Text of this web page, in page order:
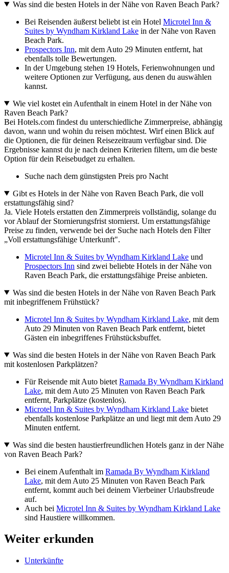
Was sind die besten Hotels in der Nähe von Raven Beach Park?
Bei Reisenden äußerst beliebt ist ein Hotel Microtel Inn &
Suites by Wyndham Kirkland Lake in der Nähe von Raven
Beach Park.
Prospectors Inn, mit dem Auto 29 Minuten entfernt, hat
ebenfalls tolle Bewertungen.
In der Umgebung stehen 19 Hotels, Ferienwohnungen und
weitere Optionen zur Verfügung, aus denen du auswählen
kannst.
Wie viel kostet ein Aufenthalt in einem Hotel in der Nähe von
Raven Beach Park?
Bei Hotels.com findest du unterschiedliche Zimmerpreise, abhängig
davon, wann und wohin du reisen möchtest. Wirf einen Blick auf
die Optionen, die für deinen Reisezeitraum verfügbar sind. Die
Ergebnisse kannst du je nach deinen Kriterien filtern, um die beste
Option für dein Reisebudget zu erhalten.
Suche nach dem günstigsten Preis pro Nacht
Gibt es Hotels in der Nähe von Raven Beach Park, die voll
erstattungsfähig sind?
Ja. Viele Hotels erstatten den Zimmerpreis vollständig, solange du
vor Ablauf der Stornierungsfrist stornierst. Um erstattungsfähige
Preise zu finden, verwende bei der Suche nach Hotels den Filter
„Voll erstattungsfähige Unterkunft".
Microtel Inn & Suites by Wyndham Kirkland Lake und
Prospectors Inn sind zwei beliebte Hotels in der Nähe von
Raven Beach Park, die erstattungsfähige Preise anbieten.
Was sind die besten Hotels in der Nähe von Raven Beach Park
mit inbegriffenem Frühstück?
Microtel Inn & Suites by Wyndham Kirkland Lake, mit dem
Auto 29 Minuten von Raven Beach Park entfernt, bietet
Gästen ein inbegriffenes Frühstücksbuffet.
Was sind die besten Hotels in der Nähe von Raven Beach Park
mit kostenlosen Parkplätzen?
Für Reisende mit Auto bietet Ramada By Wyndham Kirkland
Lake, mit dem Auto 25 Minuten von Raven Beach Park
entfernt, Parkplätze (kostenlos).
Microtel Inn & Suites by Wyndham Kirkland Lake bietet
ebenfalls kostenlose Parkplätze an und liegt mit dem Auto 29
Minuten entfernt.
Was sind die besten haustierfreundlichen Hotels ganz in der Nähe
von Raven Beach Park?
Bei einem Aufenthalt im Ramada By Wyndham Kirkland
Lake, mit dem Auto 25 Minuten von Raven Beach Park
entfernt, kommt auch bei deinem Vierbeiner Urlaubsfreude
auf.
Auch bei Microtel Inn & Suites by Wyndham Kirkland Lake
sind Haustiere willkommen.
Weiter erkunden
Unterkünfte